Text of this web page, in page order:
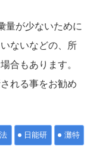
量が少ないために
ないなどの、所
合もあります。
れる事をお勧め
日能研 灘特